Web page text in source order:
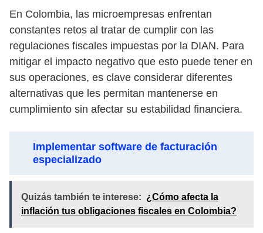
En Colombia, las microempresas enfrentan
constantes retos al tratar de cumplir con las
regulaciones fiscales impuestas por la DIAN. Para
mitigar el impacto negativo que esto puede tener en
sus operaciones, es clave considerar diferentes
alternativas que les permitan mantenerse en
cumplimiento sin afectar su estabilidad financiera.
Implementar software de facturación
especializado
Quizás también te interese: ¿Cómo afecta la
inflación tus obligaciones fiscales en Colombia?